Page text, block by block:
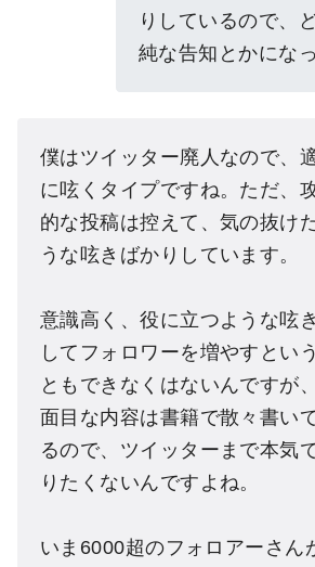
りしているので、
純な告知とかにな
僕はツイッター廃人なので、
に呟くタイプですね。ただ、
的な投稿は控えて、気の抜け
うな呟きばかりしています。
意識高く、役に立つような呟
してフォロワーを増やすとい
ともできなくはないんですが
面目な内容は書籍で散々書い
るので、ツイッターまで本気
りたくないんですよね。
いま6000超のフォロアーさん